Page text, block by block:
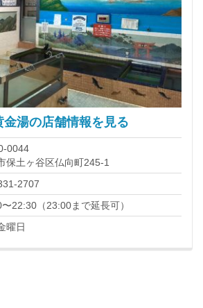
湯の店舗情報を見る
0044
保土ヶ谷区仏向町245-1
2707
22:30（23:00まで延長可）
曜日